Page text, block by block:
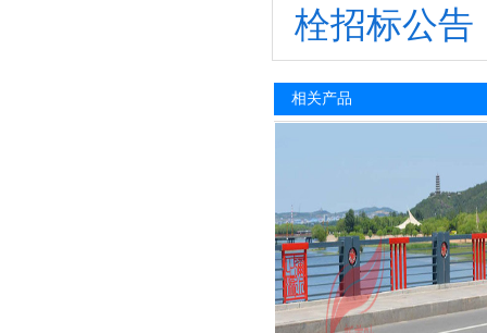
栓招标公告
相关产品